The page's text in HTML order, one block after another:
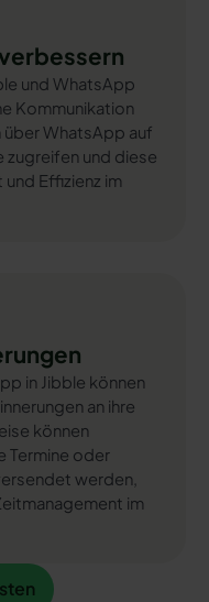
und WhatsApp
Kommunikation
WhatsApp auf
zugreifen und diese
Effizienz im
in Jibble können
an ihre
können
Termine oder
werden,
im